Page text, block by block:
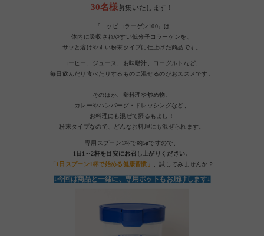
30名様募集いたします！
『ニッピコラーゲン100』は
体内に吸収されやすい低分子コラーゲンを、
サッと溶けやすい粉末タイプに仕上げた商品です。
コーヒー、ジュース、お味噌汁、ヨーグルトなど、
毎日飲んだり食べたりするものに混ぜるのがおススメです。
そのほか、卵料理や炒め物、
カレーやハンバーグ・ドレッシングなど、
お料理にも混ぜて摂るもよし！
粉末タイプなので、どんなお料理にも混ぜられます。
専用スプーン1杯で約5gですので、
1日1～2杯を目安にお召し上がりください。
「1日スプーン1杯で始める健康習慣」 、試してみませんか？
↓今回は商品と一緒に、専用ポットもお届けします↓